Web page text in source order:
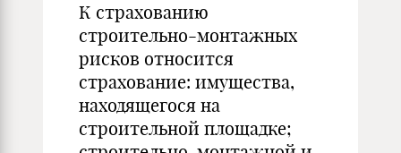
К страхованию
строительно-монтажных
рисков относится
страхование: имущества,
находящегося на
строительной площадке;